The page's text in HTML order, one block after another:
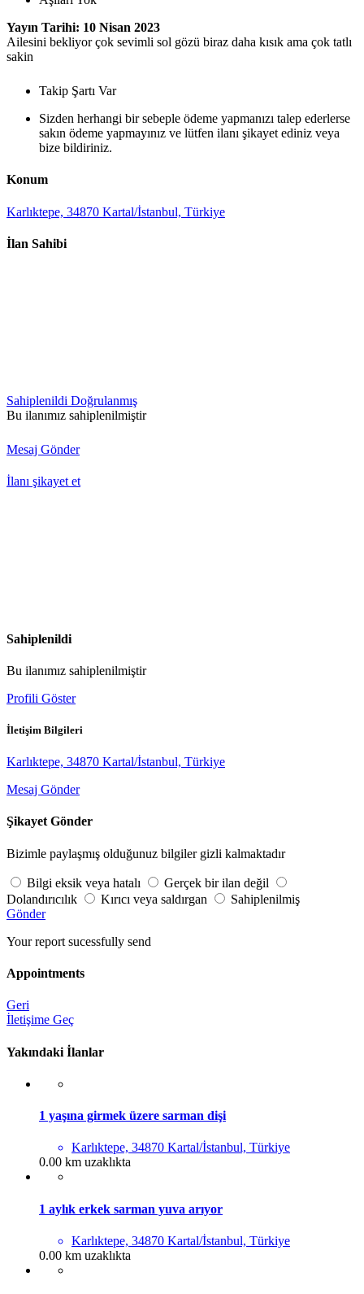
Yayın Tarihi: 10 Nisan 2023
Ailesini bekliyor çok sevimli sol gözü biraz daha kısık ama çok tatlı
sakin
Takip Şartı Var
Sizden herhangi bir sebeple ödeme yapmanızı talep ederlerse
sakın ödeme yapmayınız ve lütfen ilanı şikayet ediniz veya
bize bildiriniz.
Konum
Karlıktepe, 34870 Kartal/İstanbul, Türkiye
İlan Sahibi
Sahiplenildi Doğrulanmış
Bu ilanımız sahiplenilmiştir
Mesaj Gönder
İlanı şikayet et
Sahiplenildi
Bu ilanımız sahiplenilmiştir
Profili Göster
İletişim Bilgileri
Karlıktepe, 34870 Kartal/İstanbul, Türkiye
Mesaj Gönder
Şikayet Gönder
Bizimle paylaşmış olduğunuz bilgiler gizli kalmaktadır
Bilgi eksik veya hatalı
Gerçek bir ilan değil
Dolandırıcılık
Kırıcı veya saldırgan
Sahiplenilmiş
Gönder
Your report sucessfully send
Appointments
Geri
İletişime Geç
Yakındaki İlanlar
1 yaşına girmek üzere sarman dişi
Karlıktepe, 34870 Kartal/İstanbul, Türkiye
0.00 km uzaklıkta
1 aylık erkek sarman yuva arıyor
Karlıktepe, 34870 Kartal/İstanbul, Türkiye
0.00 km uzaklıkta